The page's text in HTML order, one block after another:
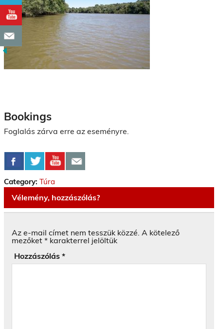
Bookings
Foglalás zárva erre az eseményre.
Category: Túra
Vélemény, hozzászólás?
Az e-mail címet nem tesszük közzé. A kötelező
mezőket * karakterrel jelöltük
Hozzászólás *